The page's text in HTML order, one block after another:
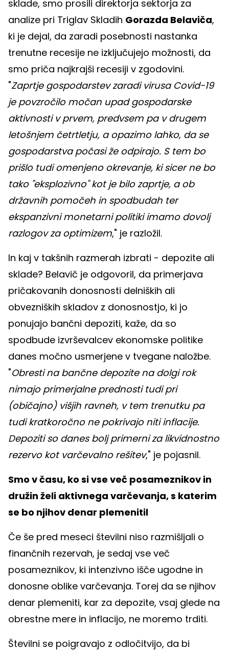
sklade, smo prosili direktorja sektorja za
analize pri Triglav Skladih Gorazda Belaviča,
ki je dejal, da zaradi posebnosti nastanka
trenutne recesije ne izključujejo možnosti, da
smo priča najkrajši recesiji v zgodovini.
"Zaprtje gospodarstev zaradi virusa Covid-19
je povzročilo močan upad gospodarske
aktivnosti v prvem, predvsem pa v drugem
letošnjem četrtletju, a opazimo lahko, da se
gospodarstva počasi že odpirajo. S tem bo
prišlo tudi omenjeno okrevanje, ki sicer ne bo
tako "eksplozivno" kot je bilo zaprtje, a ob
državnih pomočeh in spodbudah ter
ekspanzivni monetarni politiki imamo dovolj
razlogov za optimizem," je razložil.
In kaj v takšnih razmerah izbrati - depozite ali
sklade? Belavič je odgovoril, da primerjava
pričakovanih donosnosti delniških ali
obvezniških skladov z donosnostjo, ki jo
ponujajo bančni depoziti, kaže, da so
spodbude izvrševalcev ekonomske politike
danes močno usmerjene v tvegane naložbe.
"Obresti na bančne depozite na dolgi rok
nimajo primerjalne prednosti tudi pri
(običajno) višjih ravneh, v tem trenutku pa
tudi kratkoročno ne pokrivajo niti inflacije.
Depoziti so danes bolj primerni za likvidnostno
rezervo kot varčevalno rešitev," je pojasnil.
Smo v času, ko si vse več posameznikov in
družin želi aktivnega varčevanja, s katerim
se bo njihov denar plemenitil
Če še pred meseci številni niso razmišljali o
finančnih rezervah, je sedaj vse več
posameznikov, ki intenzivno išče ugodne in
donosne oblike varčevanja. Torej da se njihov
denar plemeniti, kar za depozite, vsaj glede na
obrestne mere in inflacijo, ne moremo trditi.
Številni se poigravajo z odločitvijo, da bi